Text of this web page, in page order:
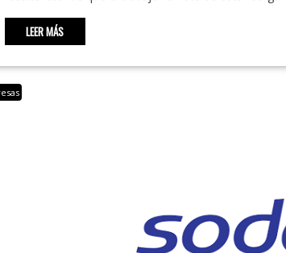
LEER MÁS